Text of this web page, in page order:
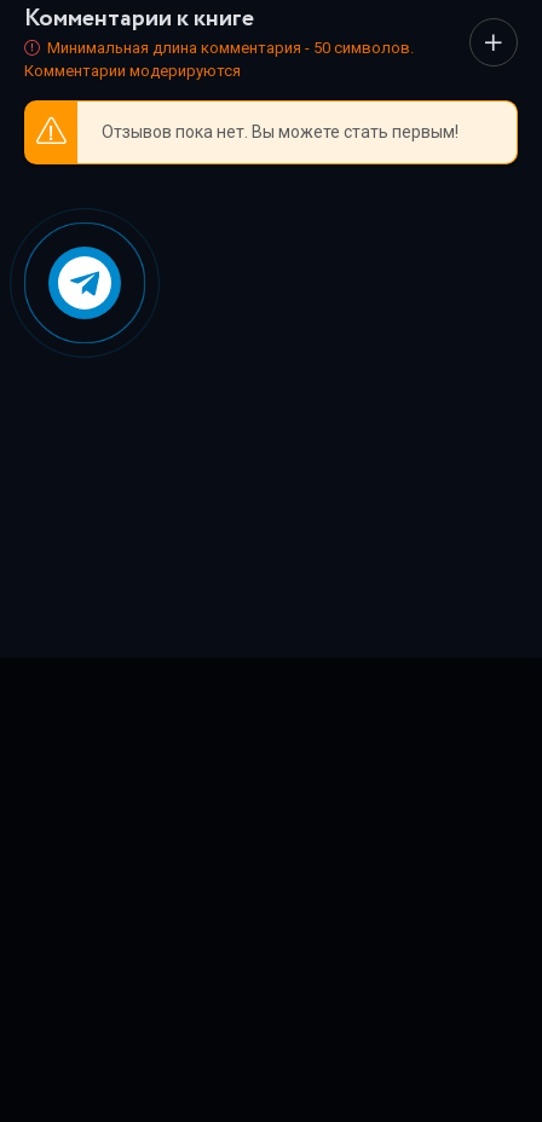
каждый нашёл книгу по душе.
Комментарии к книге
Минимальная длина комментария - 50 символов.
Комментарии модерируются
Отзывов пока нет. Вы можете стать первым!